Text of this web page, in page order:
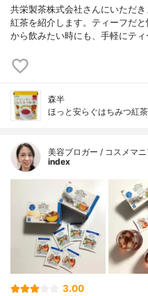
共栄製茶株式会社さんにいただ
紅茶を紹介します。ティーフだ
から飲みたい時にも、手軽にテ
森半
ほっと安らぐはちみつ紅茶
美容ブロガー / コスメマニ
index
3.00